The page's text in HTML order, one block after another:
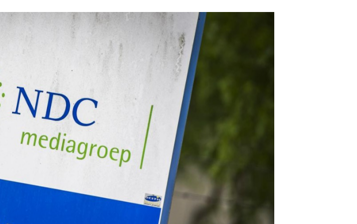
Purpose Marketing
Reputatie & crisis